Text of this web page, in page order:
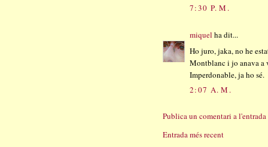
7:30 P. M.
miquel ha dit...
Ho juro, jaka, no he
Montblanc i jo anava a
Imperdonable, ja ho sé.
2:07 A. M.
Publica un comentari a l'entrada
Entrada més recent